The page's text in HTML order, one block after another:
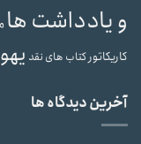
و یادداشت ها
کاریکاتورکتاب های نقد
آخرین دیدگاه ها